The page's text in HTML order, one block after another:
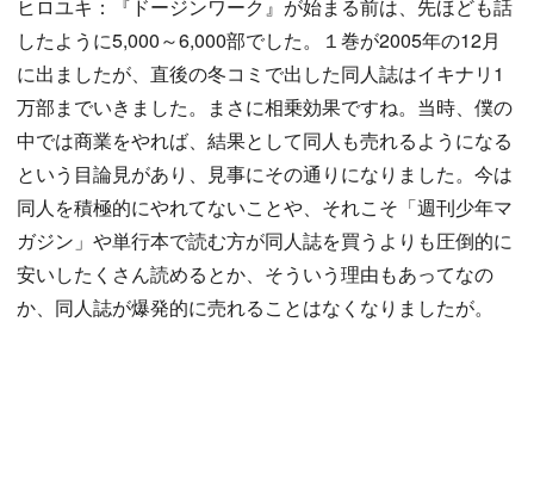
ヒロユキ：『ドージンワーク』が始まる前は、先ほども話
したように5,000～6,000部でした。１巻が2005年の12月
に出ましたが、直後の冬コミで出した同人誌はイキナリ1
万部までいきました。まさに相乗効果ですね。当時、僕の
中では商業をやれば、結果として同人も売れるようになる
という目論見があり、見事にその通りになりました。今は
同人を積極的にやれてないことや、それこそ「週刊少年マ
ガジン」や単行本で読む方が同人誌を買うよりも圧倒的に
安いしたくさん読めるとか、そういう理由もあってなの
か、同人誌が爆発的に売れることはなくなりましたが。